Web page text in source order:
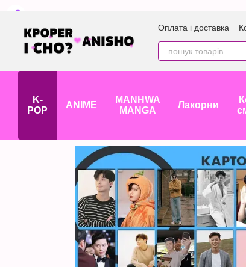
Оплата і доставка
K-
POP
ANIME
MANHWA
MANGA
Лакорни